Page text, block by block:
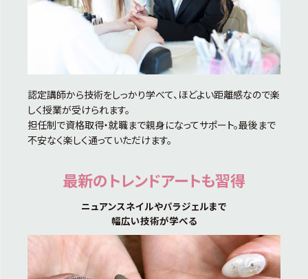
認定講師から技術をしっかり学べて、ほどよい距離感なので楽
しく授業が受けられます。
担任制で資格取得・就職まで親身になってサポート。最後まで
不安なく楽しく通っていただけます。
最新のトレンドアートも習得
ニュアンスネイルやパラジェルまで
幅広い技術が学べる